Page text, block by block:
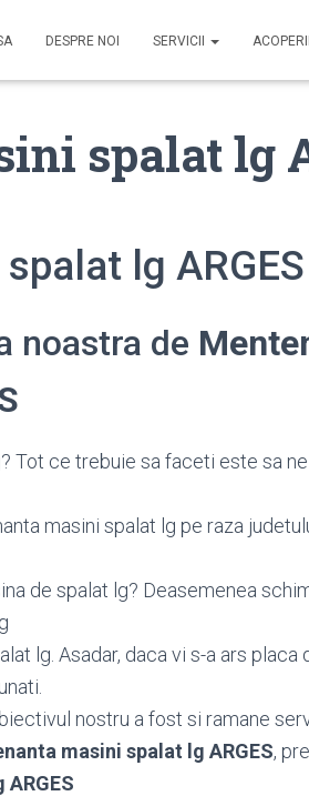
DESPRE NOI SERVICII
spalat lg
lg ARGES
noastra de
Tot ce trebuie sa faceti este sa
masini spalat lg pe raza
de spalat lg? Deasemenea
lg. Asadar, daca vi s-a ars placa
nostru a fost si ramane
masini spalat lg ARGES,